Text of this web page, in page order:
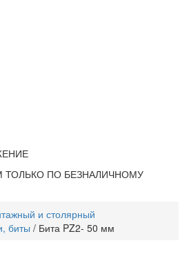
ТОЛЬКО ПО БЕЗНАЛИЧНОМУ
и столярный
биты / Бита PZ2- 50 мм